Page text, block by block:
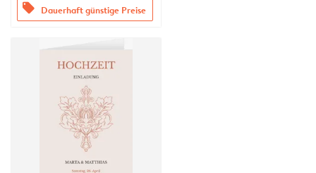
offers Dauerhaft günstige Preise